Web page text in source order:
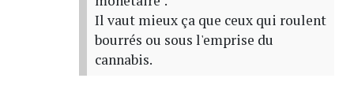
Il vaut mieux ça que ceux qui roulent
bourrés ou sous l'emprise du
cannabis.